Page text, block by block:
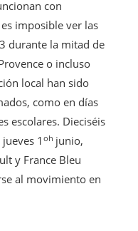
con
imposible ver las
durante la mitad de
o incluso
local han sido
como en días
escolares. Dieciséis
1 oh junio,
y France Bleu
al movimiento en